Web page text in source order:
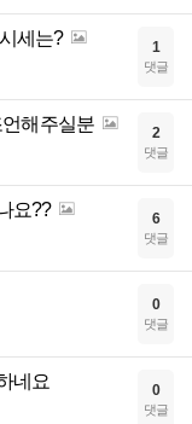
세는? 1
댓글
해주실분 2
댓글
요?? 6
댓글
0
댓글
네요 0
댓글